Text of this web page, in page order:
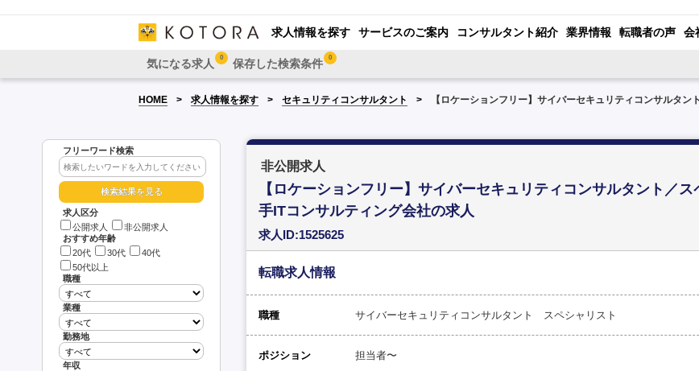
求人情報を探す サービスのご案内 コンサルタント紹介 業界情報 転職者の声 会
気になる求人 0 保存した検索条件 0
HOME 求人情報を探す セキュリティコンサルタント 【ロケーションフリー】サイバーセキュリティコンサルタ
フリーワード検索
求人区分
公開求人
非公開求人
おすすめ年齢
20代
30代
40代
50代以上
職種
業種
勤務地
年収
非公開求人
【ロケーションフリー】サイバーセキュリティコンサルタント／
手ITコンサルティング会社の求人
求人ID:1525625
転職求人情報
職種 サイバーセキュリティコンサルタント スペシャリスト
ポジション 担当者〜